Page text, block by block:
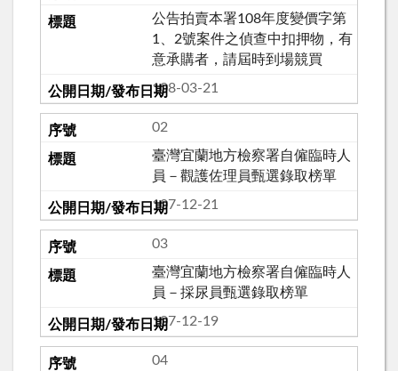
公告拍賣本署108年度變價字第
1、2號案件之偵查中扣押物，有
意承購者，請屆時到場競買
108-03-21
02
臺灣宜蘭地方檢察署自僱臨時人
員－觀護佐理員甄選錄取榜單
107-12-21
03
臺灣宜蘭地方檢察署自僱臨時人
員－採尿員甄選錄取榜單
107-12-19
04